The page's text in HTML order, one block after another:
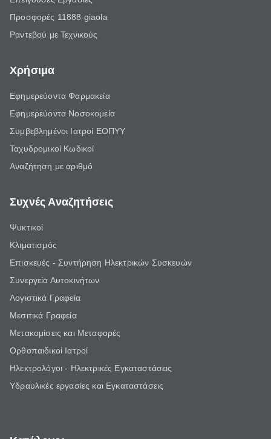
Προσφορές 11888 giaola
Ραντεβού με Τεχνικούς
Χρήσιμα
Εφημερεύοντα Φαρμακεία
Εφημερεύοντα Νοσοκομεία
Συμβεβλημένοι Ιατροί ΕΟΠΥΥ
Ταχυδρομικοί Κωδικοί
Αναζήτηση με αριθμό
Συχνές Αναζητήσεις
Ψυκτικοί
Κλιματισμός
Επισκευές - Συντήρηση Ηλεκτρικών Συσκευών
Συνεργεία Αυτοκινήτων
Λογιστικά Γραφεία
Μεσιτικά Γραφεία
Μετακομίσεις και Μεταφορές
Ορθοπαιδικοί Ιατροί
Ηλεκτρολόγοι - Ηλεκτρικές Εγκαταστάσεις
Υδραυλικές εργασίες και Εγκαταστάσεις